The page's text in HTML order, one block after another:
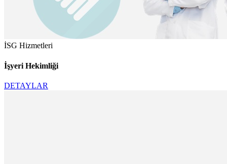
İSG Hizmetleri
İşyeri Hekimliği
DETAYLAR